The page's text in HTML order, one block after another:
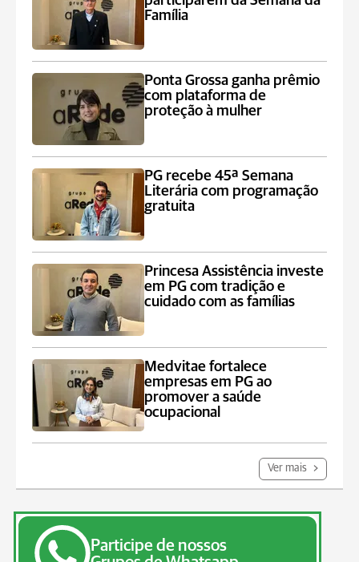
Família
Ponta Grossa ganha prêmio
com plataforma de
proteção à mulher
PG recebe 45ª Semana
Literária com programação
gratuita
Princesa Assistência investe
em PG com tradição e
cuidado com as famílias
Medvitae fortalece
empresas em PG ao
promover a saúde
ocupacional
Ver mais
Participe de nossos